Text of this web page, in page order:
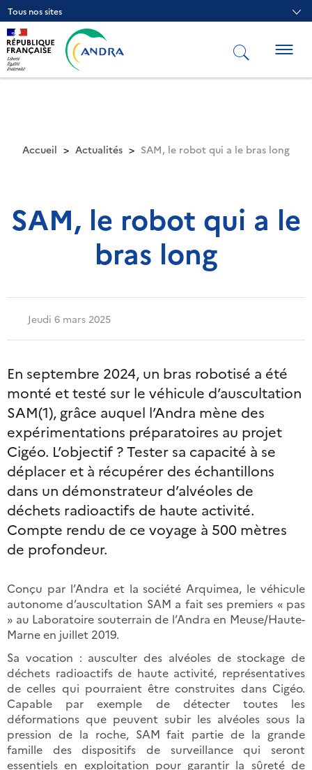
Aller
au
contenu
principal
Tous nos sites
Accueil Actualités SAM, le robot qui a le bras long
SAM, le robot qui a le
bras long
Jeudi 6 mars 2025
En septembre 2024, un bras robotisé a été
monté et testé sur le véhicule d’auscultation
SAM(1), grâce auquel l’Andra mène des
expérimentations préparatoires au projet
Cigéo. L’objectif ? Tester sa capacité à se
déplacer et à récupérer des échantillons
dans un démonstrateur d’alvéoles de
déchets radioactifs de haute activité.
Compte rendu de ce voyage à 500 mètres
de profondeur.
Conçu par l’Andra et la société Arquimea, le véhicule
autonome d’auscultation SAM a fait ses premiers « pas
» au Laboratoire souterrain de l’Andra en Meuse/Haute-
Marne en juillet 2019.
Sa vocation : ausculter des alvéoles de stockage de
déchets radioactifs de haute activité, représentatives
de celles qui pourraient être construites dans Cigéo.
Capable par exemple de détecter toutes les
déformations que peuvent subir les alvéoles sous la
pression de la roche, SAM fait partie de la grande
famille des dispositifs de surveillance qui seront
essentiels en exploitation pour garantir la sûreté de